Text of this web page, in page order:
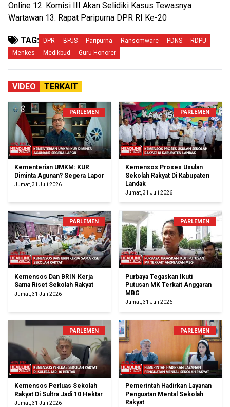
Online 12. Komisi III Akan Selidiki Kasus Tewasnya
Wartawan 13. Rapat Paripurna DPR RI Ke-20
TAG: DPR BPJS Paripurna Ransomware PDNS
RDPU
Menkes
Medikbud Guru Honorer
VIDEO TERKAIT
PARLEMEN
Kementerian UMKM: KUR
Diminta Agunan? Segera Lapor
Jumat, 31 Juli 2026
PARLEMEN
Kemensos Proses Usulan
Sekolah Rakyat Di Kabupaten
Landak
Jumat, 31 Juli 2026
PARLEMEN
Kemensos Dan BRIN Kerja
Sama Riset Sekolah Rakyat
Jumat, 31 Juli 2026
PARLEMEN
Purbaya Tegaskan Ikuti
Putusan MK Terkait Anggaran
MBG
Jumat, 31 Juli 2026
PARLEMEN
Kemensos Perluas Sekolah
Rakyat Di Sultra Jadi 10 Hektar
Jumat, 31 Juli 2026
PARLEMEN
Pemerintah Hadirkan Layanan
Penguatan Mental Sekolah
Rakyat